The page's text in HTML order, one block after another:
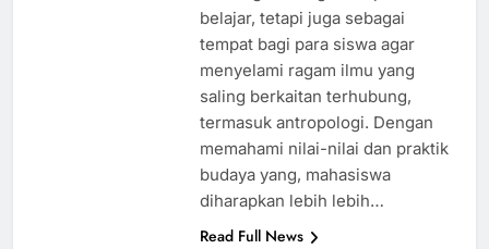
belajar, tetapi juga sebagai
tempat bagi para siswa agar
menyelami ragam ilmu yang
saling berkaitan terhubung,
termasuk antropologi. Dengan
memahami nilai-nilai dan praktik
budaya yang, mahasiswa
diharapkan lebih lebih…
Read Full News